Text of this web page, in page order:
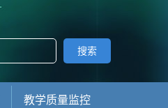
搜索
教学质量监控